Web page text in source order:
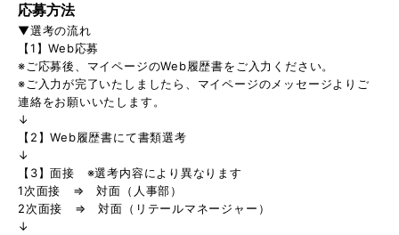
応募方法
▼選考の流れ
【1】Web応募
※ご応募後、マイページのWeb履歴書をご入力ください。
※ご入力が完了いたしましたら、マイページのメッセージよりご
連絡をお願いいたします。
↓
【2】Web履歴書にて書類選考
↓
【3】面接 ※選考内容により異なります
1次面接 ⇒ 対面（人事部）
2次面接 ⇒ 対面（リテールマネージャー）
↓